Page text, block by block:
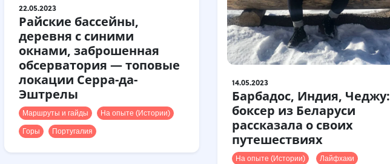
22.05.2023
Райские бассейны,
деревня с синими
окнами, заброшенная
обсерватория — топовые
локации Серра-да-
Эштрелы
Маршруты и гайды
На опыте (Истории)
Горы
Португалия
14.05.2023
Барбадос, Индия, Чеджу:
боксер из Беларуси
рассказала о своих
путешествиях
На опыте (Истории) Лайфхаки